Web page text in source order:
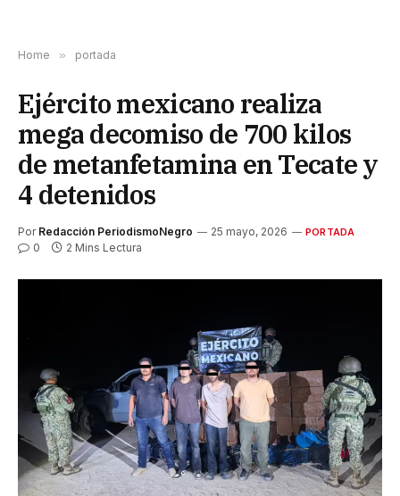
Home » portada
Ejército mexicano realiza
mega decomiso de 700 kilos
de metanfetamina en Tecate y
4 detenidos
Por Redacción PeriodismoNegro 25 mayo, 2026 PORTADA
0 2 Mins Lectura